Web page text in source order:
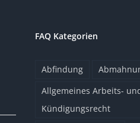
FAQ Kategorien
Abfindung
Allgemeines Arbeits-
Kündigungsrecht